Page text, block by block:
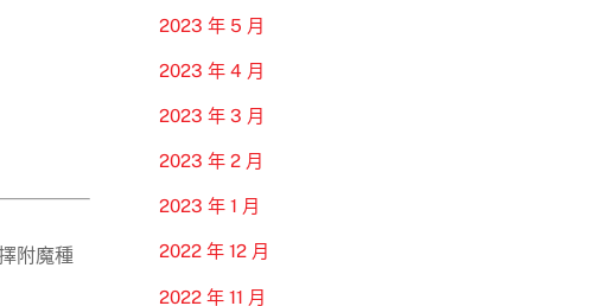
附魔種
2023 年 5 月
2023 年 4 月
2023 年 3 月
2023 年 2 月
2023 年 1 月
2022 年 12 月
2022 年 11 月